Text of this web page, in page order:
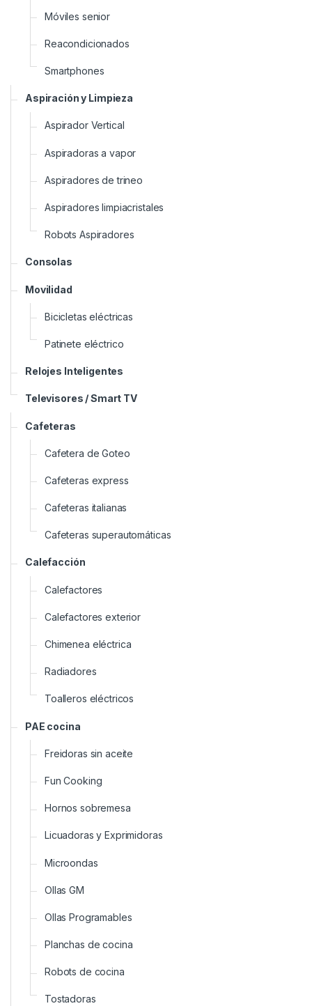
Móviles senior
Reacondicionados
Smartphones
Aspiración y Limpieza
Aspirador Vertical
Aspiradoras a vapor
Aspiradores de trineo
Aspiradores limpiacristales
Robots Aspiradores
Consolas
Movilidad
Bicicletas eléctricas
Patinete eléctrico
Relojes Inteligentes
Televisores / Smart TV
Cafeteras
Cafetera de Goteo
Cafeteras express
Cafeteras italianas
Cafeteras superautomáticas
Calefacción
Calefactores
Calefactores exterior
Chimenea eléctrica
Radiadores
Toalleros eléctricos
PAE cocina
Freidoras sin aceite
Fun Cooking
Hornos sobremesa
Licuadoras y Exprimidoras
Microondas
Ollas GM
Ollas Programables
Planchas de cocina
Robots de cocina
Tostadoras